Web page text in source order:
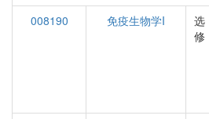
008190 免疫生物学I
选
修